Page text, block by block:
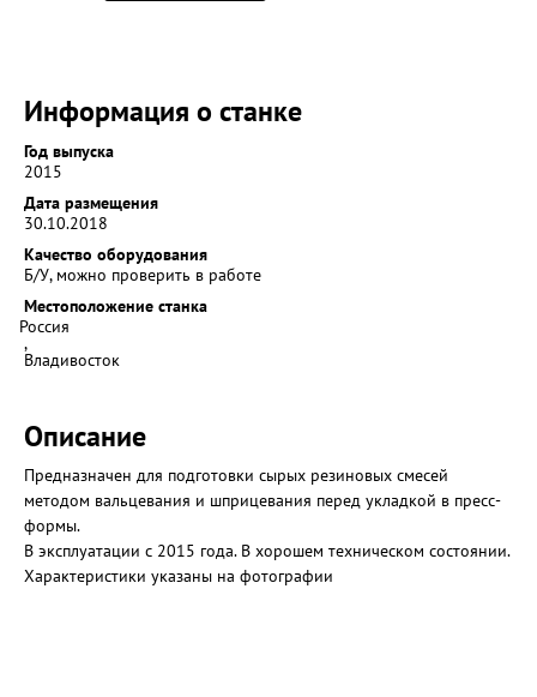
Информация о станке
Год выпуска
2015
Дата размещения
30.10.2018
Качество оборудования
Б/У, можно проверить в работе
Местоположение станка
Россия
,
Владивосток
Описание
Предназначен для подготовки сырых резиновых смесей
методом вальцевания и шприцевания перед укладкой в пресс-
формы.
В эксплуатации с 2015 года. В хорошем техническом состоянии.
Характеристики указаны на фотографии